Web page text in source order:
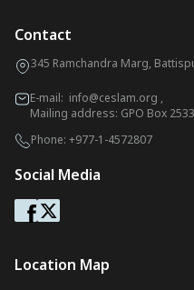
Contact
345 Ramchandra Marg,
E-mail: info@ceslam.org ,
Mailing address: GPO Box
Phone: +977-1-4572807
Social Media
Location Map